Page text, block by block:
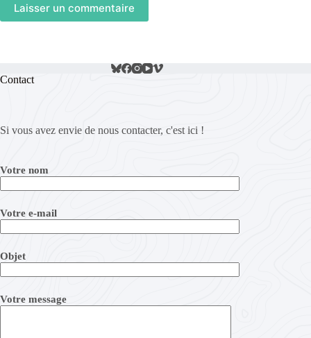
Laisser un commentaire
Contact
Si vous avez envie de nous contacter, c'est ici !
Votre nom
Votre e-mail
Objet
Votre message